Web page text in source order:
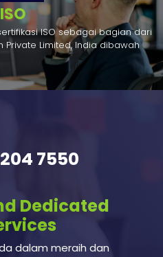
ISO sebagai bagian dari
Limited, India dibawah
7550
Dedicated
dalam meraih dan